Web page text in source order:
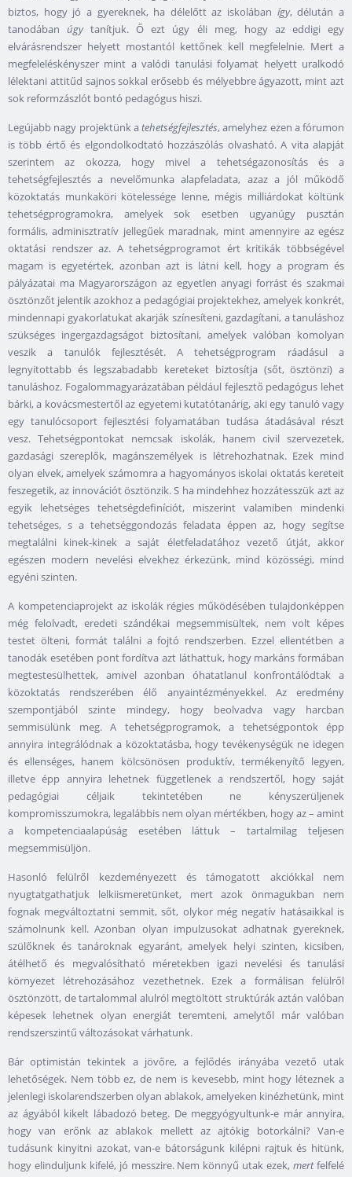
biztos, hogy jó a gyereknek, ha délelőtt az iskolában így, délután a
tanodábanúgytanítjuk. Ő ezt úgy éli meg, hogy az eddigi egy
elvárásrendszer helyett mostantól kettőnek kell megfelelnie. Mert a
megfeleléskényszer mint a valódi tanulási folyamat helyett uralkodó
lélektani attitűd sajnos sokkal erősebb és mélyebbre ágyazott, mint azt
sok reformzászlót bontó pedagógus hiszi.
Legújabb nagy projektünk atehetségfejlesztés, amelyhez ezen a fórumon
is több értő és elgondolkodtató hozzászólás olvasható. A vita alapját
szerintem az okozza, hogy mivel a tehetségazonosítás és a
tehetségfejlesztés a nevelőmunka alapfeladata, azaz a jól működő
közoktatás munkaköri kötelessége lenne, mégis milliárdokat költünk
tehetségprogramokra, amelyek sok esetben ugyanúgy pusztán
formális, adminisztratív jellegűek maradnak, mint amennyire az egész
oktatási rendszer az. A tehetségprogramot ért kritikák többségével
magam is egyetértek, azonban azt is látni kell, hogy a program és
pályázatai ma Magyarországon az egyetlen anyagi forrást és szakmai
ösztönzőt jelentik azokhoz a pedagógiai projektekhez, amelyek konkrét,
mindennapi gyakorlatukat akarják színesíteni, gazdagítani, a tanuláshoz
szükséges ingergazdagságot biztosítani, amelyek valóban komolyan
veszik a tanulók fejlesztését. A tehetségprogram ráadásul a
legnyitottabb és legszabadabb kereteket biztosítja (sőt, ösztönzi) a
tanuláshoz. Fogalommagyarázatában például fejlesztő pedagógus lehet
bárki, a kovácsmestertől az egyetemi kutatótanárig, aki egy tanuló vagy
egy tanulócsoport fejlesztési folyamatában tudása átadásával részt
vesz. Tehetségpontokat nemcsak iskolák, hanem civil szervezetek,
gazdasági szereplők, magánszemélyek is létrehozhatnak. Ezek mind
olyan elvek, amelyek számomra a hagyományos iskolai oktatás kereteit
feszegetik, az innovációt ösztönzik. S ha mindehhez hozzátesszük azt az
egyik lehetséges tehetségdefiníciót, miszerint valamiben mindenki
tehetséges, s a tehetséggondozás feladata éppen az, hogy segítse
megtalálni kinek-kinek a saját életfeladatához vezető útját, akkor
egészen modern nevelési elvekhez érkezünk, mind közösségi, mind
egyéni szinten.
A kompetenciaprojekt az iskolák régies működésében tulajdonképpen
még felolvadt, eredeti szándékai megsemmisültek, nem volt képes
testet ölteni, formát találni a fojtó rendszerben. Ezzel ellentétben a
tanodák esetében pont fordítva azt láthattuk, hogy markáns formában
megtestesülhettek, amivel azonban óhatatlanul konfrontálódtak a
közoktatás rendszerében élő anyaintézményekkel. Az eredmény
szempontjából szinte mindegy, hogy beolvadva vagy harcban
semmisülünk meg. A tehetségprogramok, a tehetségpontok épp
annyira integrálódnak a közoktatásba, hogy tevékenységük ne idegen
és ellenséges, hanem kölcsönösen produktív, termékenyítő legyen,
illetve épp annyira lehetnek függetlenek a rendszertől, hogy saját
pedagógiai céljaik tekintetében ne kényszerüljenek
kompromisszumokra, legalábbis nem olyan mértékben, hogy az – amint
a kompetenciaalapúság esetében láttuk – tartalmilag teljesen
megsemmisüljön.
Hasonló felülről kezdeményezett és támogatott akciókkal nem
nyugtatgathatjuk lelkiismeretünket, mert azok önmagukban nem
fognak megváltoztatni semmit, sőt, olykor még negatív hatásaikkal is
számolnunk kell. Azonban olyan impulzusokat adhatnak gyereknek,
szülőknek és tanároknak egyaránt, amelyek helyi szinten, kicsiben,
átélhető és megvalósítható méretekben igazi nevelési és tanulási
környezet létrehozásához vezethetnek. Ezek a formálisan felülről
ösztönzött, de tartalommal alulról megtöltött struktúrák aztán valóban
képesek lehetnek olyan energiát teremteni, amelytől már valóban
rendszerszintű változásokat várhatunk.
Bár optimistán tekintek a jövőre, a fejlődés irányába vezető utak
lehetőségek. Nem több ez, de nem is kevesebb, mint hogy léteznek a
jelenlegi iskolarendszerben olyan ablakok, amelyeken kinézhetünk, mint
az ágyából kikelt lábadozó beteg. De meggyógyultunk-e már annyira,
hogy van erőnk az ablakok mellett az ajtókig botorkálni? Van-e
tudásunk kinyitni azokat, van-e bátorságunk kilépni rajtuk és hitünk,
hogy elinduljunk kifelé, jó messzire. Nem könnyű utak ezek,mertfelfelé